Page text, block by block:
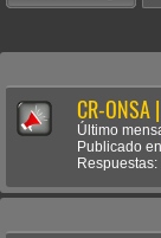
CR-ONSA
Último
Publicado en
Respuestas: